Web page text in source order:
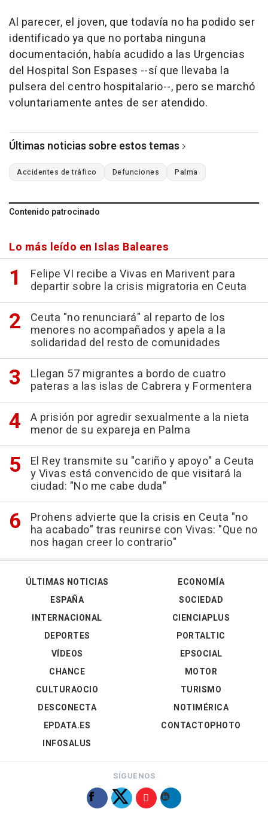
Al parecer, el joven, que todavía no ha podido ser
identificado ya que no portaba ninguna
documentación, había acudido a las Urgencias
del Hospital Son Espases --sí que llevaba la
pulsera del centro hospitalario--, pero se marchó
voluntariamente antes de ser atendido.
Últimas noticias sobre estos temas
Accidentes de tráfico Defunciones Palma
Contenido patrocinado
Lo más leído en Islas Baleares
Felipe VI recibe a Vivas en Marivent para
departir sobre la crisis migratoria en Ceuta
Ceuta "no renunciará" al reparto de los
menores no acompañados y apela a la
solidaridad del resto de comunidades
Llegan 57 migrantes a bordo de cuatro
pateras a las islas de Cabrera y Formentera
A prisión por agredir sexualmente a la nieta
menor de su expareja en Palma
El Rey transmite su "cariño y apoyo" a Ceuta
y Vivas está convencido de que visitará la
ciudad: "No me cabe duda"
Prohens advierte que la crisis en Ceuta "no
ha acabado" tras reunirse con Vivas: "Que no
nos hagan creer lo contrario"
ÚLTIMAS NOTICIAS
ESPAÑA
INTERNACIONAL
DEPORTES
VÍDEOS
ECONOMÍA
SOCIEDAD
CIENCIAPLUS
PORTALTIC
EPSOCIAL
CHANCE
CULTURAOCIO
DESCONECTA
EPDATA.ES
INFOSALUS
MOTOR
TURISMO
NOTIMÉRICA
CONTACTOPHOTO
SÍGUENOS